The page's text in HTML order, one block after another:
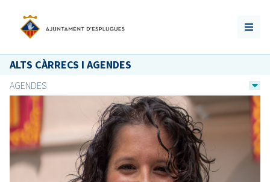
ALTS CÀRRECS I AGENDES
AGENDES